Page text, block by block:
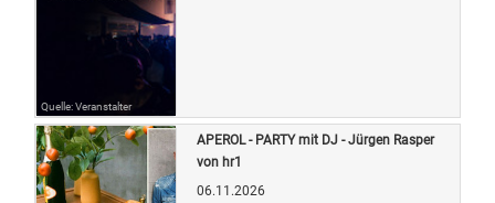
Quelle: Veranstalter
APEROL - PARTY mit DJ - Jürgen Rasper
von hr1
06.11.2026